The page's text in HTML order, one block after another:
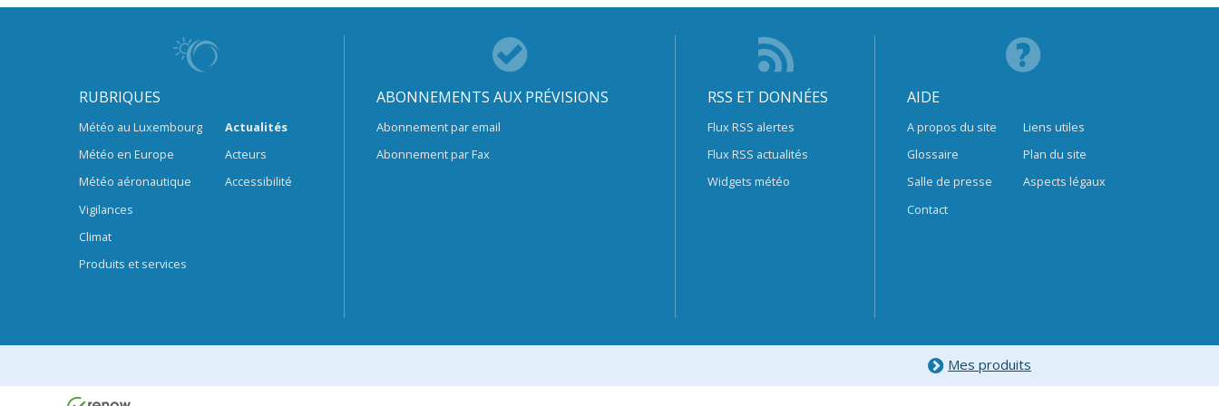
RUBRIQUES
Météo au Luxembourg
Météo en Europe
Météo aéronautique
Vigilances
Climat
Produits et services
Actualités
Acteurs
Accessibilité
ABONNEMENTS AUX PRÉVISIONS
Abonnement par email
Abonnement par Fax
RSS ET DONNÉES
Flux RSS alertes
Flux RSS actualités
Widgets météo
AIDE
A propos du site
Glossaire
Salle de presse
Contact
Liens utiles
Plan du site
Aspects légaux
Mes produits